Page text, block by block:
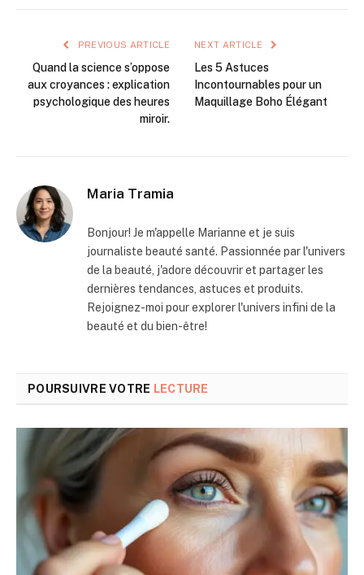
PREVIOUS ARTICLE
Quand la science s’oppose
aux croyances : explication
psychologique des heures
miroir.
NEXT ARTICLE
Les 5 Astuces
Incontournables pour un
Maquillage Boho Élégant
Maria Tramia
Bonjour! Je m'appelle Marianne et je suis
journaliste beauté santé. Passionnée par l'univers
de la beauté, j'adore découvrir et partager les
dernières tendances, astuces et produits.
Rejoignez-moi pour explorer l'univers infini de la
beauté et du bien-être!
POURSUIVRE VOTRE LECTURE